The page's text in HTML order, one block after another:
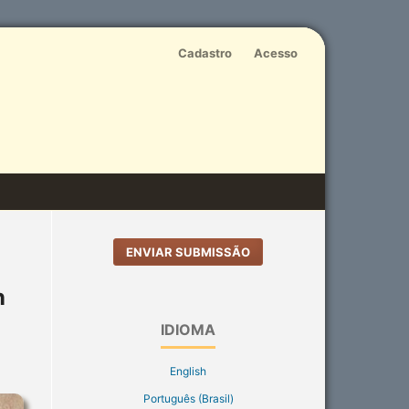
Cadastro Acesso
ENVIAR SUBMISSÃO
IDIOMA
English
Português (Brasil)